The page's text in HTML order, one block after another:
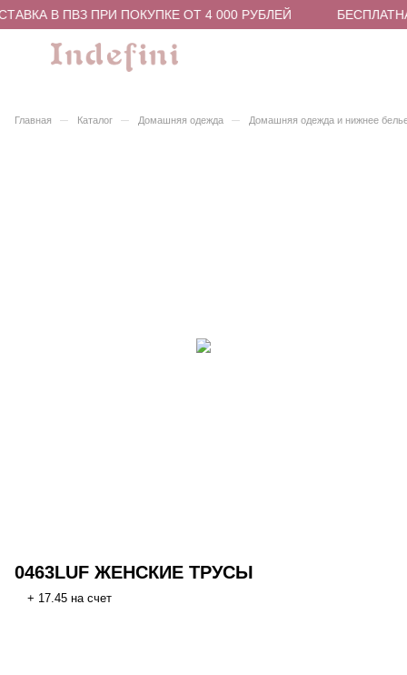
В ПВЗ ПРИ ПОКУПКЕ ОТ 4 000 РУБЛЕЙ
Главная – Каталог – Домашняя одежда – Домашняя одежда и нижнее
0463LUF ЖЕНСКИЕ ТРУСЫ
+ 17.45 на счет